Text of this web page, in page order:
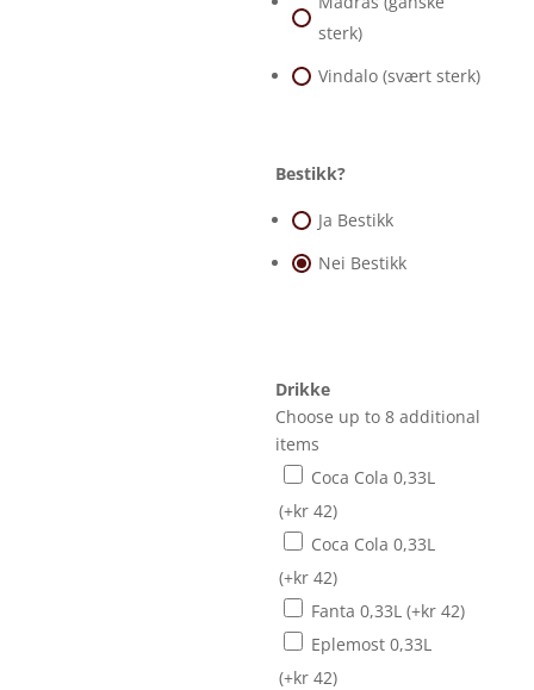
sterk)
Vindalo (svært sterk)
Bestikk?
Ja Bestikk
Nei Bestikk
Drikke
Choose up to 8 additional
items
Coca Cola 0,33L
(+kr 42)
Coca Cola 0,33L
(+kr 42)
Fanta 0,33L(+kr 42)
Eplemost 0,33L
(+kr 42)